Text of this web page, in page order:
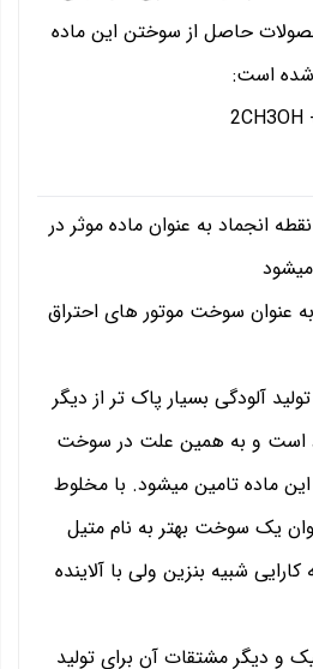
حاصل از سوختن این ماده
شده است:
انجماد به عنوان ماده موثر در
عنوان سوخت موتور های احتراق
آلودگی بسیار پاک تر از دیگر
و به همین علت در سوخت
این ماده تامین میشود. با مخلوط
یک سوخت بهتر به نام متیل
شبیه بنزین ولی با آلاینده
و دیگر مشتقات آن برای تولید